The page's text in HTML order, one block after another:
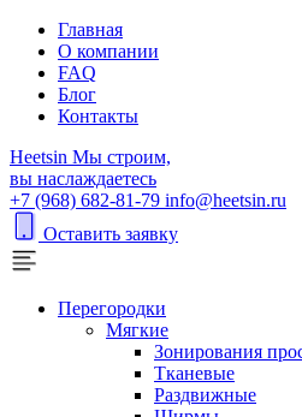
Главная
О компании
FAQ
Блог
Контакты
Heetsin Мы строим,
вы наслаждаетесь
+7 (968) 682-81-79 info@heetsin.ru
Оставить заявку
Перегородки
Мягкие
Зонирования
Тканевые
Раздвижные